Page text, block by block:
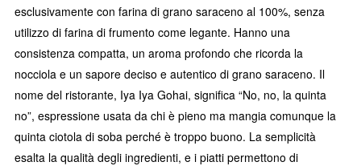
esclusivamente con farina di grano saraceno al 100%, senza
utilizzo di farina di frumento come legante. Hanno una
consistenza compatta, un aroma profondo che ricorda la
nocciola e un sapore deciso e autentico di grano saraceno. Il
nome del ristorante, Iya Iya Gohai, significa “No, no, la quinta
no”, espressione usata da chi è pieno ma mangia comunque la
quinta ciotola di soba perché è troppo buono. La semplicità
esalta la qualità degli ingredienti, e i piatti permettono di